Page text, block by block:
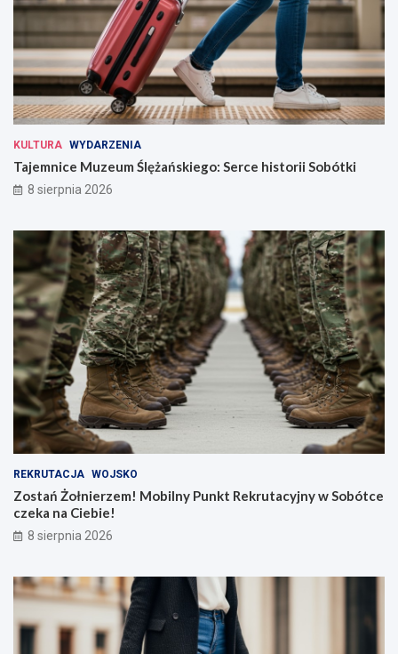
KULTURA WYDARZENIA
Tajemnice Muzeum Ślężańskiego: Serce historii Sobótki
8 sierpnia 2026
REKRUTACJA WOJSKO
Zostań Żołnierzem! Mobilny Punkt Rekrutacyjny w Sobótce
czeka na Ciebie!
8 sierpnia 2026